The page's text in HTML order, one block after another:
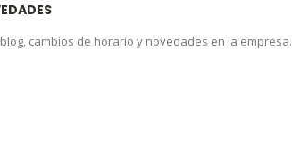
cambios de horario y novedades en la empresa.